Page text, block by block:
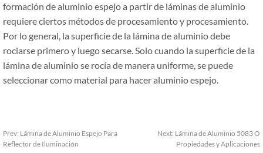
formación de aluminio espejo a partir de láminas de aluminio
requiere ciertos métodos de procesamiento y procesamiento.
Por lo general, la superficie de la lámina de aluminio debe
rociarse primero y luego secarse. Solo cuando la superficie de la
lámina de aluminio se rocía de manera uniforme, se puede
seleccionar como material para hacer aluminio espejo.
Prev: Lámina de Aluminio Espejo Para
Reflector de Iluminación
Next: Lámina de Aluminio 5083 O
Propiedades y Aplicaciones